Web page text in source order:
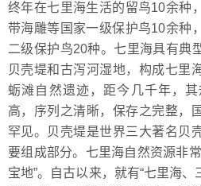
终年在七里海生活的留鸟10余种
带海雕等国家一级保护鸟10余种
二级保护鸟20种。七里海具有典
贝壳堤和古泻河湿地，构成七里
蛎滩自然遗迹，距今几千年，
高，序列之清晰，保存之完整，
罕见。贝壳堤是世界三大著名贝
要组成部分。七里海自然资源非
宝地”。自古以来，就有“七里海